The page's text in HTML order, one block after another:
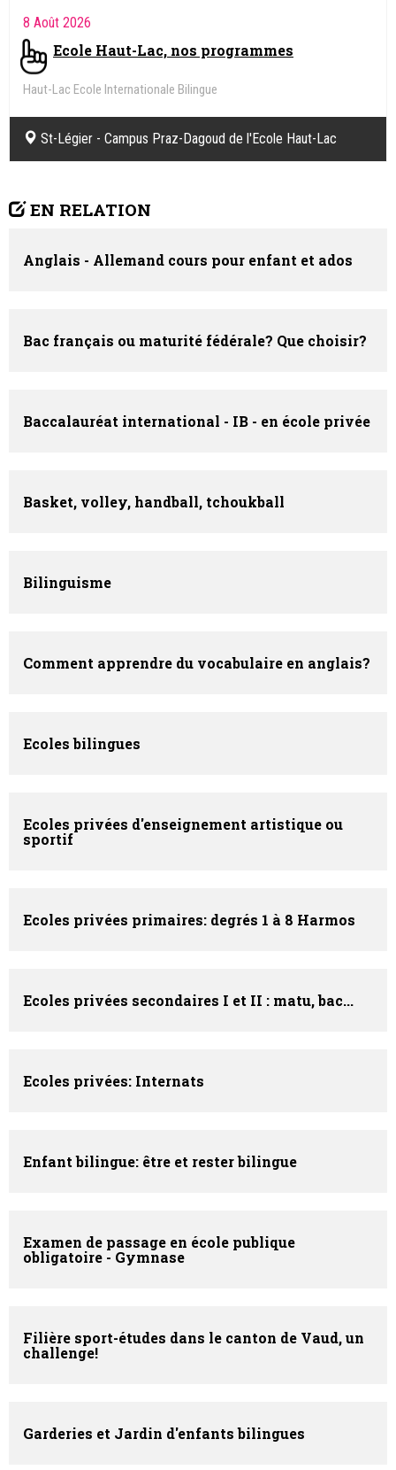
8 Août 2026
Ecole Haut-Lac, nos programmes
Haut-Lac Ecole Internationale Bilingue
St-Légier - Campus Praz-Dagoud de l'Ecole Haut-Lac
EN RELATION
Anglais - Allemand cours pour enfant et ados
Bac français ou maturité fédérale? Que choisir?
Baccalauréat international - IB - en école privée
Basket, volley, handball, tchoukball
Bilinguisme
Comment apprendre du vocabulaire en anglais?
Ecoles bilingues
Ecoles privées d'enseignement artistique ou
sportif
Ecoles privées primaires: degrés 1 à 8 Harmos
Ecoles privées secondaires I et II : matu, bac...
Ecoles privées: Internats
Enfant bilingue: être et rester bilingue
Examen de passage en école publique
obligatoire - Gymnase
Filière sport-études dans le canton de Vaud, un
challenge!
Garderies et Jardin d'enfants bilingues